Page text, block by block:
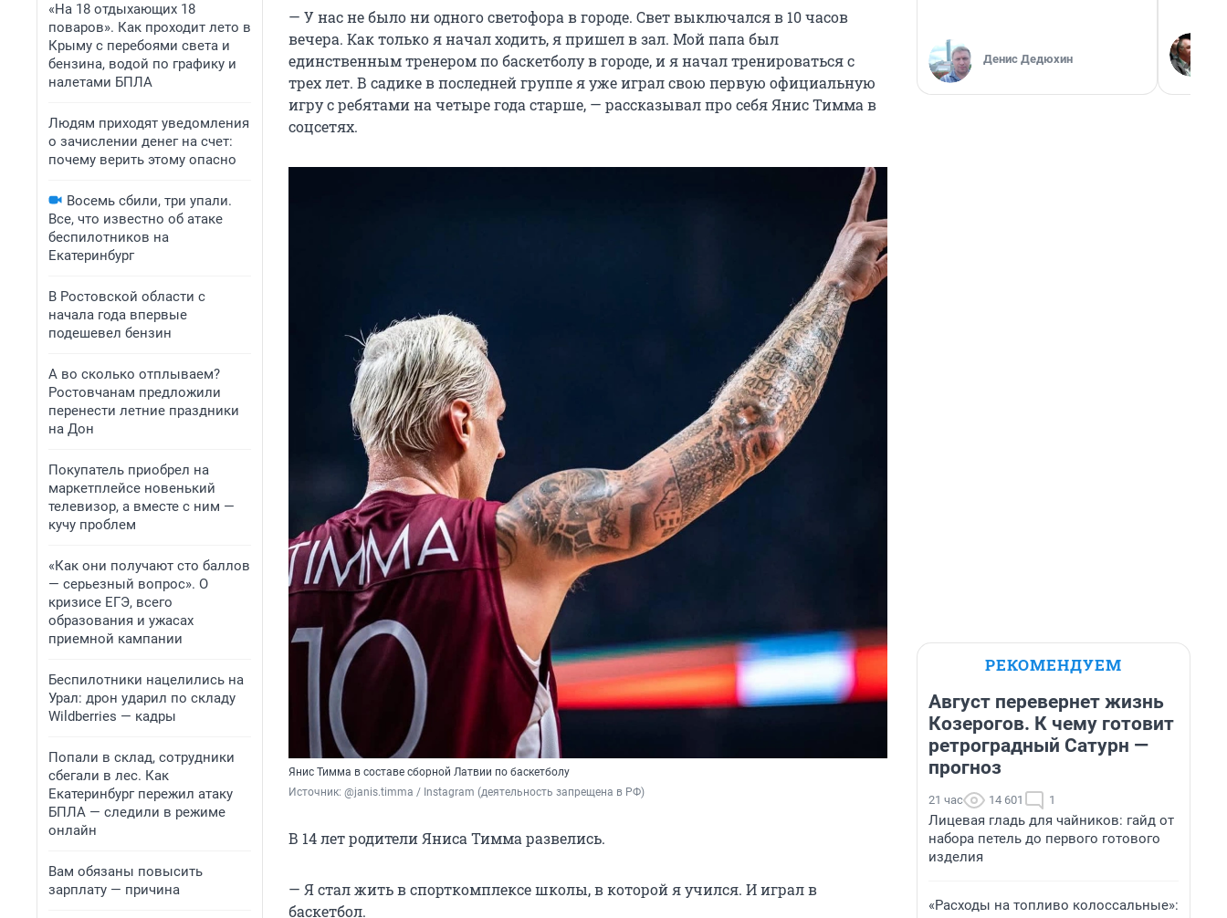
«На 18 отдыхающих 18
поваров». Как проходит лето в
Крыму с перебоями света и
бензина, водой по графику и
налетами БПЛА
Людям приходят уведомления
о зачислении денег на счет:
почему верить этому опасно
Восемь сбили, три упали.
Все, что известно об атаке
беспилотников на
Екатеринбург
В Ростовской области с
начала года впервые
подешевел бензин
А во сколько отплываем?
Ростовчанам предложили
перенести летние праздники
на Дон
Покупатель приобрел на
маркетплейсе новенький
телевизор, а вместе с ним —
кучу проблем
«Как они получают сто баллов
— серьезный вопрос». О
кризисе ЕГЭ, всего
образования и ужасах
приемной кампании
Беспилотники нацелились на
Урал: дрон ударил по складу
Wildberries — кадры
Попали в склад, сотрудники
сбегали в лес. Как
Екатеринбург пережил атаку
БПЛА — следили в режиме
онлайн
Вам обязаны повысить
зарплату — причина
— У нас не было ни одного светофора в городе. Свет выключался в 10 часов
вечера. Как только я начал ходить, я пришел в зал. Мой папа был
единственным тренером по баскетболу в городе, и я начал тренироваться с
трех лет. В садике в последней группе я уже играл свою первую официальную
игру с ребятами на четыре года старше, — рассказывал про себя Янис Тимма в
соцсетях.
Янис Тимма в составе сборной Латвии по баскетболу
Источник: @janis.timma / Instagram (деятельность запрещена в РФ)
В 14 лет родители Яниса Тимма развелись.
— Я стал жить в спорткомплексе школы, в которой я учился. И играл в
баскетбол.
Денис Дедюхин
РЕКОМЕНДУЕМ
Август перевернет жизнь
Козерогов. К чему готовит
ретроградный Сатурн —
прогноз
21 час 14 601 1
Лицевая гладь для чайников: гайд от
набора петель до первого готового
изделия
«Расходы на топливо колоссальные»: